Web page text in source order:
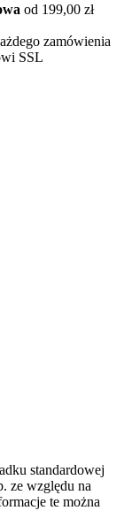
od 199,00 zł
zamówienia
SSL
standardowej
ze względu na
te można